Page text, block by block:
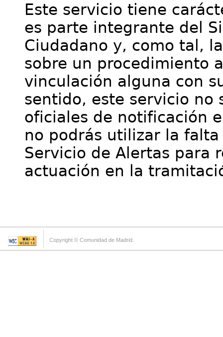
Este servicio tiene
es parte integrante del
Ciudadano y, como tal,
sobre un procedimiento
vinculación alguna con
sentido, este servicio no
oficiales de notificación
no podrás utilizar la
Servicio de Alertas para
actuación en la
Copyright © Comunidad de Madrid.